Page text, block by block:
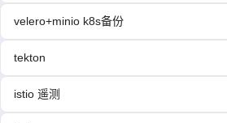
velero+minio k8s备份
tekton
istio 遥测